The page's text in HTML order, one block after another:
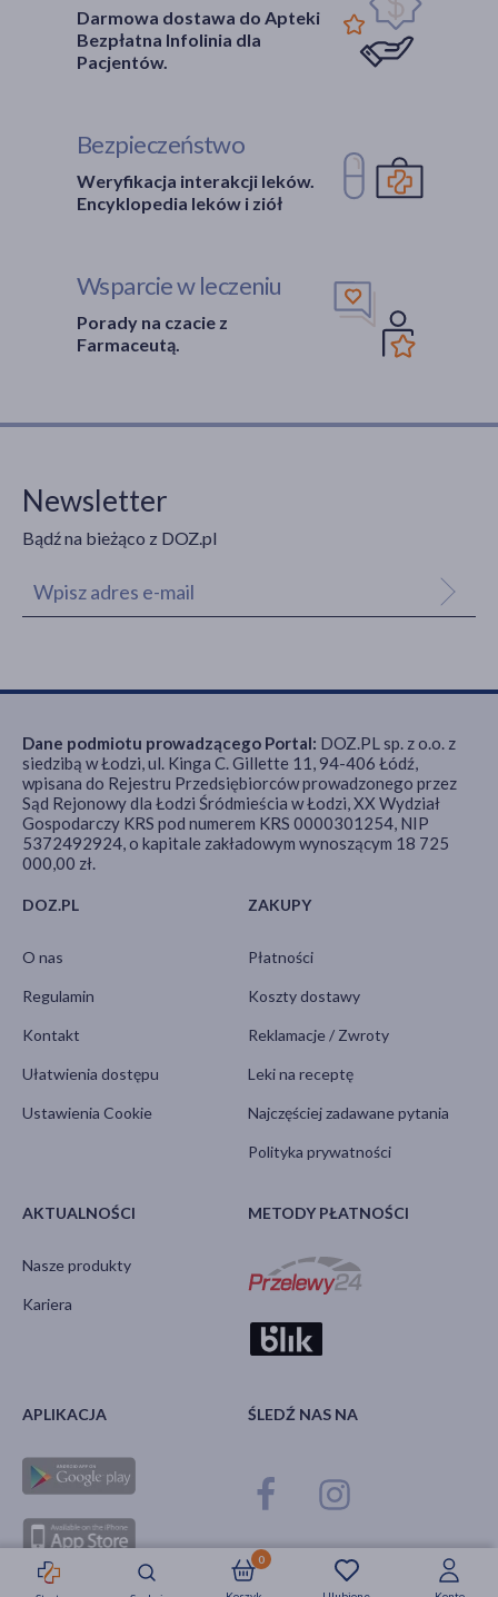
0
Darmowa dostawa do Apteki
Bezpłatna Infolinia dla
Pacjentów.
Bezpieczeństwo
Weryfikacja interakcji leków.
Encyklopedia leków i ziół
Wsparcie w leczeniu
Porady na czacie z
Farmaceutą.
Newsletter
Bądź na bieżąco z DOZ.pl
DOZ.PL
O nas
Regulamin
Kontakt
Ułatwienia dostępu
Ustawienia Cookie
ZAKUPY
Płatności
Koszty dostawy
Reklamacje / Zwroty
Leki na receptę
Najczęściej zadawane pytania
Polityka prywatności
AKTUALNOŚCI
Nasze produkty
Kariera
METODY PŁATNOŚCI
APLIKACJA ŚLEDŹ NAS NA
Dane podmiotu prowadzącego Portal: DOZ.PL sp. z o.o. z
siedzibą w Łodzi, ul. Kinga C. Gillette 11, 94-406 Łódź,
wpisana do Rejestru Przedsiębiorców prowadzonego przez
Sąd Rejonowy dla Łodzi Śródmieścia w Łodzi, XX Wydział
Gospodarczy KRS pod numerem KRS 0000301254, NIP
5372492924, o kapitale zakładowym wynoszącym 18 725
000,00 zł.